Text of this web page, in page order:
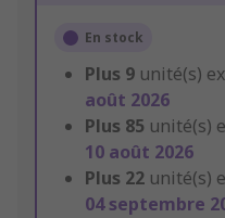
En stock
Plus 9 unité(s)
août 2026
Plus 85 unité(s)
10 août 2026
Plus 22 unité(s)
04 septembre